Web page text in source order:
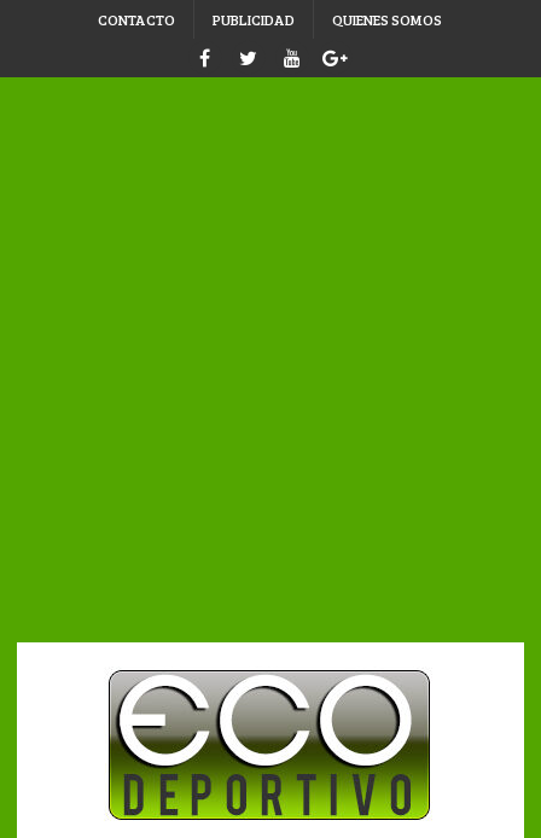
CONTACTO PUBLICIDAD QUIENES SOMOS